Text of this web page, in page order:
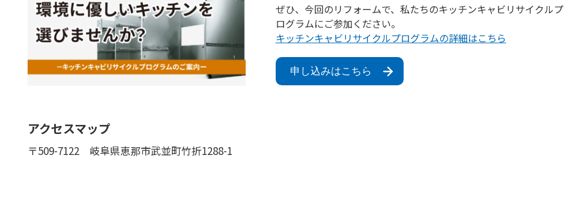
ぜひ、今回のリフォームで、私たちのキッチンキャビリサイクルプ
ログラムにご参加ください。
キッチンキャビリサイクルプログラムの詳細はこちら
申し込みはこちら
アクセスマップ
〒509-7122 岐阜県恵那市武並町竹折1288-1